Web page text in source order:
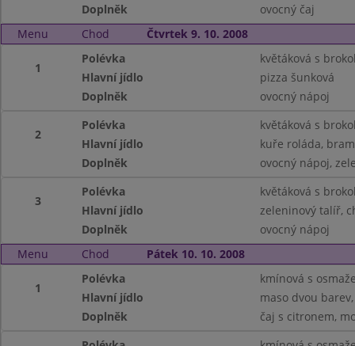
Doplněk
ovocný čaj
Menu
Chod Čtvrtek 9. 10. 2008
1
Polévka
květáková s
Hlavní jídlo
pizza šunková
Doplněk
ovocný nápoj
2
Polévka
květáková s
Hlavní jídlo
kuře roláda,
Doplněk
ovocný nápoj,
3
Polévka
květáková s
Hlavní jídlo
zeleninový talíř,
Doplněk
ovocný nápoj
Menu
Chod Pátek 10. 10. 2008
1
Polévka
kmínová s
Hlavní jídlo
maso dvou
Doplněk
čaj s citronem,